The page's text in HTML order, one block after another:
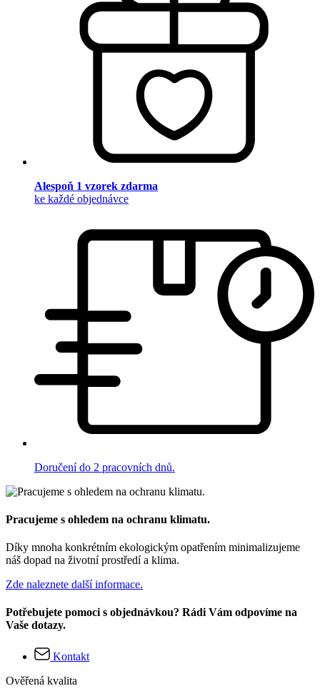
Alespoň 1 vzorek zdarma
ke každé objednávce
Doručení do 2 pracovních dnů.
Pracujeme s ohledem na ochranu klimatu.
Díky mnoha konkrétním ekologickým opatřením minimalizujeme
náš dopad na životní prostředí a klima.
Zde naleznete další informace.
Potřebujete pomoci s objednávkou? Rádi Vám odpovíme na
Vaše dotazy.
Kontakt
Ověřená kvalita